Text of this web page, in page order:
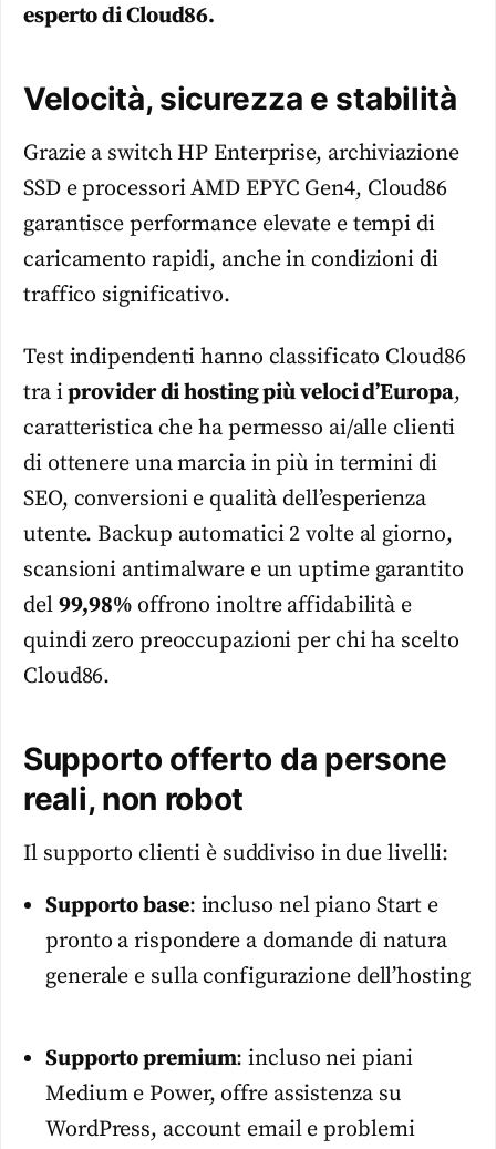
esperto di Cloud86.
Velocità, sicurezza e stabilità
Grazie a switch HP Enterprise, archiviazione
SSD e processori AMD EPYC Gen4, Cloud86
garantisce performance elevate e tempi di
caricamento rapidi, anche in condizioni di
traffico significativo.
Test indipendenti hanno classificato Cloud86
tra iprovider di hosting più veloci d’Europa,
caratteristica che ha permesso ai/alle clienti
di ottenere una marcia in più in termini di
SEO, conversioni e qualità dell’esperienza
utente. Backup automatici 2 volte al giorno,
scansioni antimalware e un uptime garantito
del 99,98% offrono inoltre affidabilità e
quindi zero preoccupazioni per chi ha scelto
Cloud86.
Supporto offerto da persone
reali, non robot
Il supporto clienti è suddiviso in due livelli:
Supporto base: incluso nel piano Start e
pronto a rispondere a domande di natura
generale e sulla configurazione dell’hosting
Supporto premium: incluso nei piani
Medium e Power, offre assistenza su
WordPress, account email e problemi